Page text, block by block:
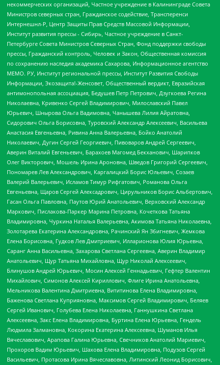
некоммерческих организаций, Частное учреждение в Калининграде Совета
Министров северных стран, Гражданское содействие, Трансперенси
Интернешнл-Р, Центр Защиты Прав Средств Массовой Информации,
Институт развития прессы - Сибирь, Частное учреждение в Санкт-
Петербурге Совета Министров Северных Стран, Фонд поддержки свободы
прессы, Гражданский контроль, Человек и Закон, Общественная комиссия
по сохранению наследия академика Сахарова, Информационное агентство
МЕМО. РУ, Институт региональной прессы, Институт Развития Свободы
Информации, Экозащита!-Женсовет, Общественный вердикт, Евразийская
антимонопольная ассоциация, Бедушев Петр Петрович, Дзугкоева Регина
Николаевна, Кривенко Сергей Владимирович, Милославский Павел
Юрьевич, Шнырова Ольга Вадимовна, Чанышева Лилия Айратовна,
Сидорович Ольга Борисовна, Туровский Александр Алексеевич, Васильева
Анастасия Евгеньевна, Ривина Анна Валерьевна, Бойко Анатолий
Николаевич, Дугин Сергей Георгиевич, Пивоваров Андрей Сергеевич,
Аверин Виталий Евгеньевич, Барахоев Магомед Бекханович, Шарипков
Олег Викторович, Мошель Ирина Ароновна, Шведов Григорий Сергеевич,
Пономарев Лев Александрович, Каргалицкий Борис Юльевич, Созаев
Валерий Валерьевич, Исламов Тимур Рифгатович, Романова Ольга
Евгеньевна, Щаров Сергей Алексадрович, Цирульников Борис Альбертович,
Гасан Ольга Павловна, Паутов Юрий Анатольевич, Верховский Александр
Маркович, Пислакова-Паркер Марина Петровна, Кочеткова Татьяна
Владимировна, Чуркина Наталья Валерьевна, Акимова Татьяна Николаевна,
Золотарева Екатерина Александровна, Рачинский Ян Збигневич, Жемкова
Елена Борисовна, Гудков Лев Дмитриевич, Илларионова Юлия Юрьевна,
Саранг Анна Васильевна, Захарова Светлана Сергеевна, Аверин Владимир
Анатольевич, Щур Татьяна Михайловна, Щур Николай Алексеевич,
Блинушов Андрей Юрьевич, Мосин Алексей Геннадьевич, Гефтер Валентин
Михайлович, Симонов Алексей Кириллович, Флиге Ирина Анатольевна,
Мельникова Валентина Дмитриевна, Вититинова Елена Владимировна,
Баженова Светлана Куприяновна, Максимов Сергей Владимирович, Беляев
Сергей Иванович, Голубева Елена Николаевна, Ганнушкина Светлана
Алексеевна, Закс Елена Владимировна, Буртина Елена Юрьевна, Гендель
Людмила Залмановна, Кокорина Екатерина Алексеевна, Шуманов Илья
Вячеславович, Арапова Галина Юрьевна, Свечников Анатолий Мариевич,
Прохоров Вадим Юрьевич, Шахова Елена Владимировна, Подузов Сергей
Васильевич, Протасова Ирина Вячеславовна, Литинский Леонид Борисович,